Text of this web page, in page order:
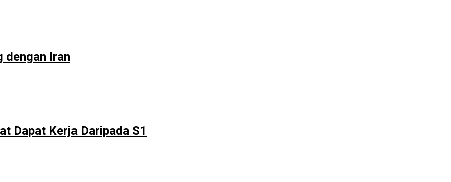
dengan Iran
Dapat Kerja Daripada S1